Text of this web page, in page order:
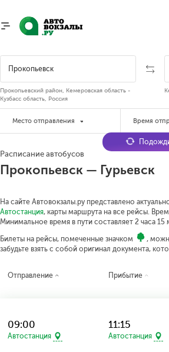
Прокопьевский район, Кемеровская область -
Кузбасс область, Россия
Место отправления Время
Расписание автобусов
Прокопьевск — Гурьевск
На сайте Автовокзалы.ру представлено
Автостанция, карты маршрута на все рейсы.
Минимальное время в пути составляет 2 часа 15
Билеты на рейсы, помеченные значком
,
забудьте взять с собой оригинал документа,
Отправление Прибытие
09:00
Автостанция
11:15
Автостанция